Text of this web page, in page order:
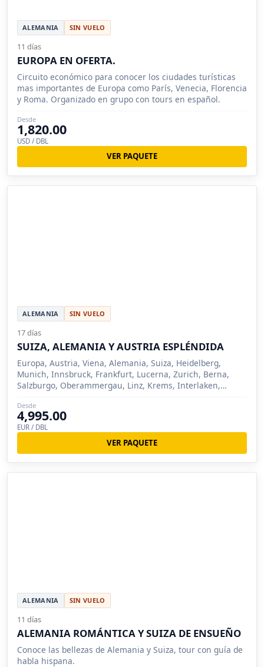
ALEMANIA SIN VUELO
11 días
EUROPA EN OFERTA.
Circuito económico para conocer los ciudades turísticas
mas importantes de Europa como París, Venecia, Florencia
y Roma. Organizado en grupo con tours en español.
Desde
1,820.00
USD / DBL
VER PAQUETE
ALEMANIA SIN VUELO
17 días
SUIZA, ALEMANIA Y AUSTRIA ESPLÉNDIDA
Europa, Austria, Viena, Alemania, Suiza, Heidelberg,
Munich, Innsbruck, Frankfurt, Lucerna, Zurich, Berna,
Salzburgo, Oberammergau, Linz, Krems, Interlaken,
St Moritz, Vaduz
Desde
4,995.00
EUR / DBL
VER PAQUETE
ALEMANIA SIN VUELO
11 días
ALEMANIA ROMÁNTICA Y SUIZA DE ENSUEÑO
Conoce las bellezas de Alemania y Suiza, tour con guía de
habla hispana.